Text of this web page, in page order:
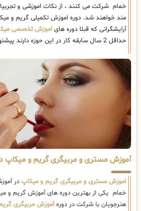
خمام شرکت می کنند ، از نکات اموزشی و
مند خواهند شد. دوره اموزش تکمیلی گریم و
آرایشگرانی که قبلا دوره های اموزش تخصصی
حداقل 2 سال سابقه کار در این حوزه دارند پیشنهاد میشود.
آموزش مستری و مربیگری گریم و میکاپ
اموزش مستری و مربیگری گریم و میکاپ در
خمام یکی از بهترین دوره های آموزش گریم و
هنرجویان با شرکت در دورهآموزش مربیگری